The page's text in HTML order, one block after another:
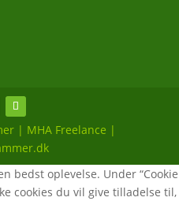
| MHA Freelance |
bedst oplevelse. Under “Cookie
cookies du vil give tilladelse til,